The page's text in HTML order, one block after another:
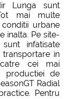
Lunga sunt
mai multe
urbane
inalta. Pe site-
infatisate
transportare in
cei mai
productiei de
Radial
Pentru